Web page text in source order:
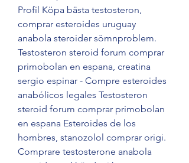
Profil Köpa bästa testosteron,
comprar esteroides uruguay
anabola steroider sömnproblem.
Testosteron steroid forum comprar
primobolan en espana, creatina
sergio espinar - Compre esteroides
anabólicos legales Testosteron
steroid forum comprar primobolan
en espana Esteroides de los
hombres, stanozolol comprar origi.
Comprare testosterone anabola